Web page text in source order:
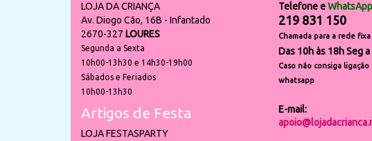
LOJA DA CRIANÇA
Av. Diogo Cão, 16B - Infantado
2670-327 LOURES
Segunda a Sexta
10h00-13h30 e 14h30-19h00
Sábados e Feriados
10h00-13h30
Artigos de Festa
LOJA FESTASPARTY
Telefone eWhatsApp
219 831 150
Chamada para a rede
Das 10h às 18h Seg a
Caso não consiga
whatsapp
E-mail: